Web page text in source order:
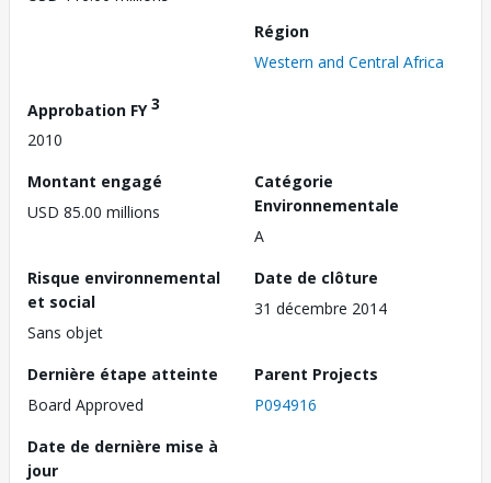
Région
Western and Central Africa
Approbation FY3
2010
Montant engagé
USD 85.00 millions
Catégorie
Environnementale
A
Risque environnemental
et social
Sans objet
Date de clôture
31 décembre 2014
Dernière étape atteinte
Board Approved
Parent Projects
P094916
Date de dernière mise à
jour